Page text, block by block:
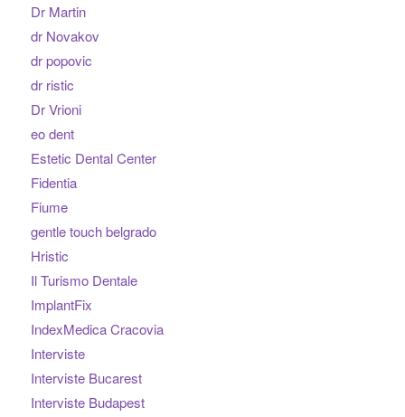
Dr Martin
dr Novakov
dr popovic
dr ristic
Dr Vrioni
eo dent
Estetic Dental Center
Fidentia
Fiume
gentle touch belgrado
Hristic
Il Turismo Dentale
ImplantFix
IndexMedica Cracovia
Interviste
Interviste Bucarest
Interviste Budapest